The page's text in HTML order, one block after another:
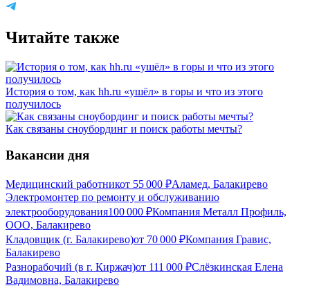
Читайте также
История о том, как hh.ru «ушёл» в горы и что из этого
получилось
Как связаны сноубординг и поиск работы мечты?
Вакансии дня
Медицинский работникот 55 000 ₽Аламед, Балакирево
Электромонтер по ремонту и обслуживанию
электрооборудования100 000 ₽Компания Металл Профиль,
OOO, Балакирево
Кладовщик (г. Балакирево)от 70 000 ₽Компания Гравис,
Балакирево
Разнорабочий (в г. Киржач)от 111 000 ₽Слёзкинская Елена
Вадимовна, Балакирево